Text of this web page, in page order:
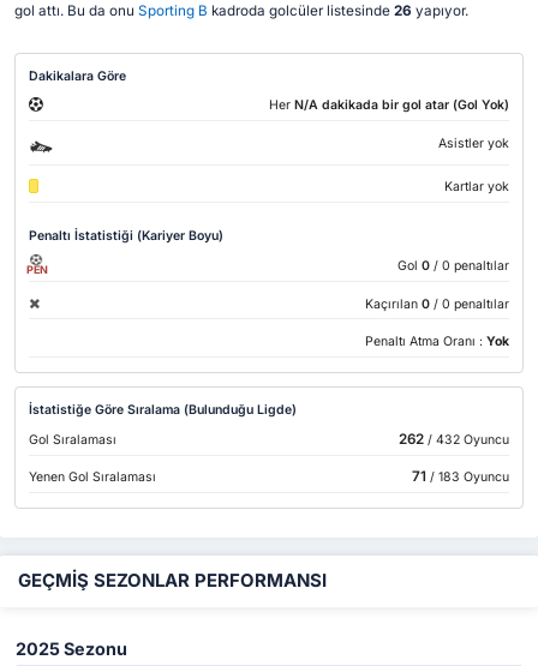
gol attı. Bu da onu Sporting B kadroda golcüler listesinde 26 yapıyor.
Dakikalara Göre
Her N/A dakikada bir gol atar (Gol Yok)
Asistler yok
Kartlar yok
Penaltı İstatistiği (Kariyer Boyu)
PEN Gol 0 / 0 penaltılar
Kaçırılan 0 / 0 penaltılar
Penaltı Atma Oranı : Yok
İstatistiğe Göre Sıralama (Bulunduğu Ligde)
Gol Sıralaması
262/ 432 Oyuncu
Yenen Gol Sıralaması 71 / 183 Oyuncu
GEÇMİŞ SEZONLAR PERFORMANSI
2025 Sezonu